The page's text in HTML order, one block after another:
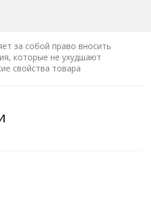
за собой право вносить
которые не ухудшают
свойства товара